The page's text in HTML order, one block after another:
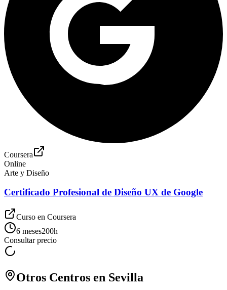
Coursera
Online
Arte y Diseño
Certificado Profesional de Diseño UX de Google
Curso en Coursera
6 meses200h
Consultar precio
Otros Centros en Sevilla